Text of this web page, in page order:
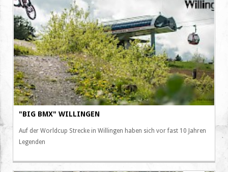
"BIG BMX" WILLINGEN
Auf der Worldcup Strecke in Willingen haben sich vor fast 10 Jahren
Legenden